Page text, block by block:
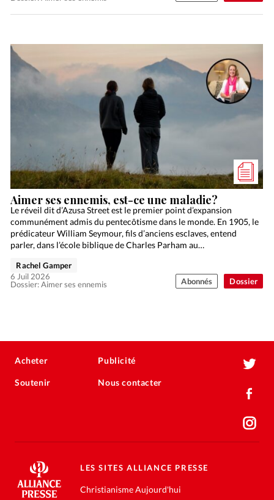
Dossier
Aimer ses ennemis, est-ce une maladie?
Le réveil dit d’Azusa Street est le premier point d’expansion
communément admis du pentecôtisme dans le monde. En 1905, le
prédicateur William Seymour, fils d’anciens esclaves, entend
parler, dans l’école biblique de Charles Parham au…
Dossier: Aimer ses ennemis
Rachel Gamper
6 Juil 2026
Abonnés
Acheter
Soutenir
Publicité
Nous contacter
LES SITES ALLIANCE PRESSE
Christianisme Aujourd'hui